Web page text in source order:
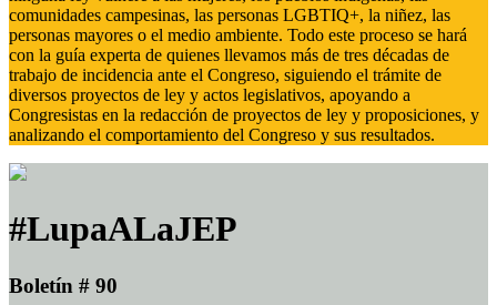
comunidades campesinas, las personas LGBTIQ+, la niñez, las
personas mayores o el medio ambiente. Todo este proceso se hará
con la guía experta de quienes llevamos más de tres décadas de
trabajo de incidencia ante el Congreso, siguiendo el trámite de
diversos proyectos de ley y actos legislativos, apoyando a
Congresistas en la redacción de proyectos de ley y proposiciones, y
analizando el comportamiento del Congreso y sus resultados.
#LupaALaJEP
Boletín # 90